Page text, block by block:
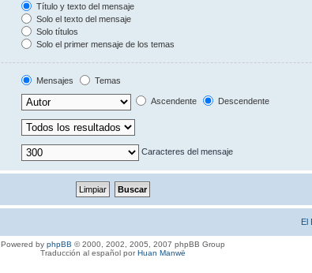
Título y texto del mensaje
Solo el texto del mensaje
Solo títulos
Solo el primer mensaje de los temas
Mensajes
Temas
Ascendente Descendente
Caracteres del mensaje
El
Powered by phpBB © 2000, 2002, 2005, 2007 phpBB Group
Traducción al español porHuan Manwë